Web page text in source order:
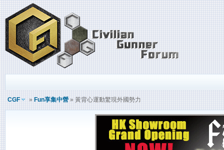
CGF » Fun享集中營» 黃背心運動驚現外國勢力